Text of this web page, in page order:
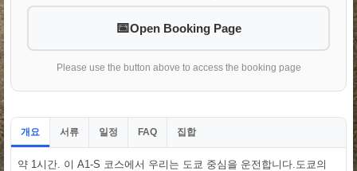
Open Booking Page
Please use the button above to access the booking page
개요 서류 일정 FAQ 집합
약 1시간. 이 A1-S 코스에서 우리는 도쿄 중심을 운전합니다.도쿄의